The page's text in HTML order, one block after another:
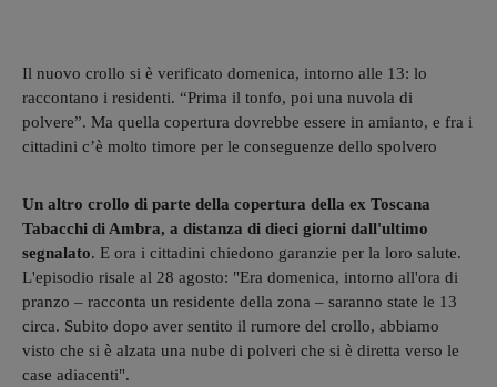
Il nuovo crollo si è verificato domenica, intorno alle 13: lo
raccontano i residenti. “Prima il tonfo, poi una nuvola di
polvere”. Ma quella copertura dovrebbe essere in amianto, e fra i
cittadini c’è molto timore per le conseguenze dello spolvero
Un altro crollo di parte della copertura della ex Toscana
Tabacchi di Ambra, a distanza di dieci giorni dall'ultimo
segnalato. E ora i cittadini chiedono garanzie per la loro salute.
L'episodio risale al 28 agosto: "Era domenica, intorno all'ora di
pranzo – racconta un residente della zona – saranno state le 13
circa. Subito dopo aver sentito il rumore del crollo, abbiamo
visto che si è alzata una nube di polveri che si è diretta verso le
case adiacenti".